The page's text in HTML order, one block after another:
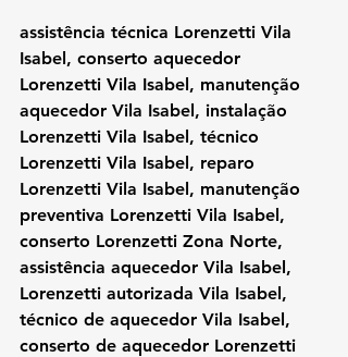
assistência técnica Lorenzetti Vila
Isabel, conserto aquecedor
Lorenzetti Vila Isabel, manutenção
aquecedor Vila Isabel, instalação
Lorenzetti Vila Isabel, técnico
Lorenzetti Vila Isabel, reparo
Lorenzetti Vila Isabel, manutenção
preventiva Lorenzetti Vila Isabel,
conserto Lorenzetti Zona Norte,
assistência aquecedor Vila Isabel,
Lorenzetti autorizada Vila Isabel,
técnico de aquecedor Vila Isabel,
conserto de aquecedor Lorenzetti